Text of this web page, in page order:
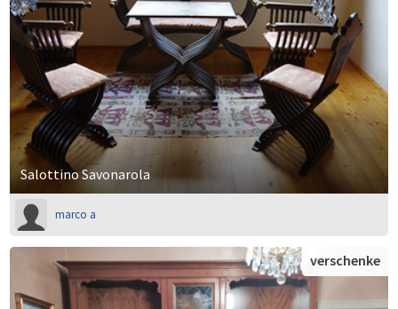
Salottino Savonarola
marco a
verschenke